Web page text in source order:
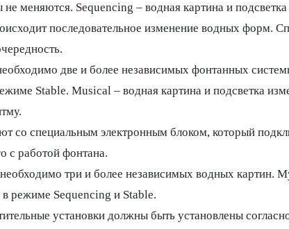
не меняются. Sequencing – водная картина и
последовательное изменение водных форм.
две и более независимых фонтанных
Stable. Musical – водная картина и подсветка
специальным электронным блоком, который
с работой фонтана.
три и более независимых водных картин.
режиме Sequencing и Stable.
установки должны быть установлены